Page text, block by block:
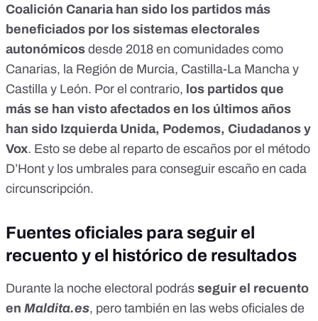
Coalición Canaria han sido los partidos más
beneficiados por los sistemas electorales
autonómicos desde 2018 en comunidades como
Canarias, la Región de Murcia, Castilla-La Mancha y
Castilla y León. Por el contrario, los partidos que
más se han visto afectados en los últimos años
han sido Izquierda Unida, Podemos, Ciudadanos y
Vox. Esto se debe al reparto de escaños por el método
D’Hont y los umbrales para conseguir escaño en cada
circunscripción.
Fuentes oficiales para seguir el
recuento y el histórico de resultados
Durante la noche electoral podrás seguir el recuento
en Maldita.es, pero también en las webs oficiales de